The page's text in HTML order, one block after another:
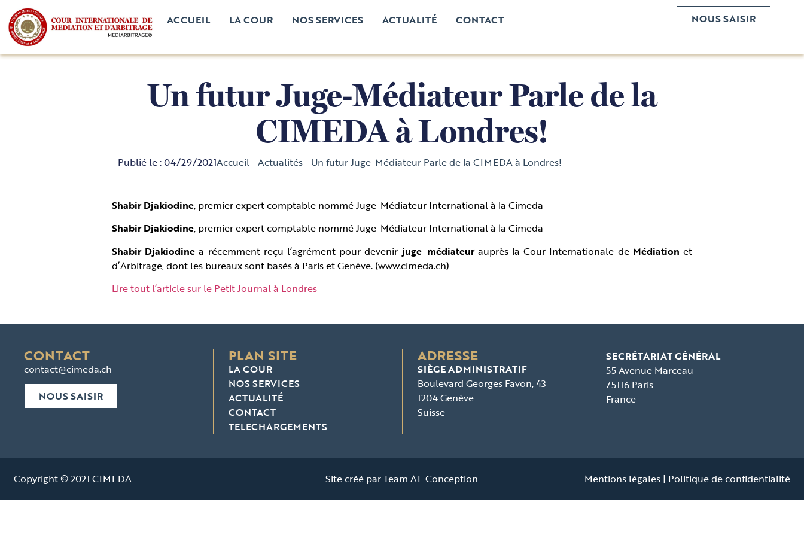
ACCUEIL LA COUR NOS SERVICES ACTUALITÉ CONTACT NOUS SAISIR
Un futur Juge-Médiateur Parle de la
CIMEDA à Londres!
Publié le :04/29/2021Accueil-Actualités- Un futur Juge-Médiateur Parle de la CIMEDA à Londres!
Shabir Djakiodine, premier expert comptable nommé Juge-Médiateur International à la Cimeda
Shabir Djakiodine, premier expert comptable nommé Juge-Médiateur International à la Cimeda
Shabir Djakiodine a récemment reçu l’agrément pour devenir juge–médiateurauprès la Cour Internationale de Médiation et
d’Arbitrage, dont les bureaux sont basés à Paris et Genève. (www.cimeda.ch)
Lire tout l’article sur le Petit Journal à Londres
CONTACT
contact@cimeda.ch
NOUS SAISIR
PLAN SITE
LA COUR
NOS SERVICES
ACTUALITÉ
CONTACT
TELECHARGEMENTS
ADRESSE
SIÈGE ADMINISTRATIF
Boulevard Georges Favon, 43
1204 Genève
Suisse
SECRÉTARIAT GÉNÉRAL
55 Avenue Marceau
75116 Paris
France
Copyright © 2021 CIMEDA Site créé parTeam AE Conception Mentions légales| Politique de confidentialité